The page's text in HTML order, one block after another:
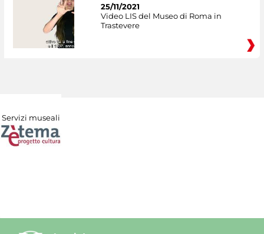
25/11/2021
Video LIS del Museo di Roma in
Trastevere
Servizi museali